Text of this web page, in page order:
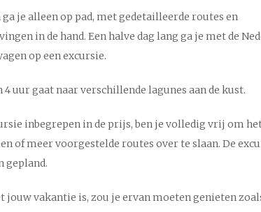
ga je alleen op pad, met gedetailleerde routes en
in de hand. Een halve dag lang ga je met de
op een excursie.
4 uur gaat naar verschillende lagunes aan de kust.
inbegrepen in de prijs, ben je volledig vrij om
of meer voorgestelde routes over te slaan. De
gepland.
jouw vakantie is, zou je ervan moeten genieten